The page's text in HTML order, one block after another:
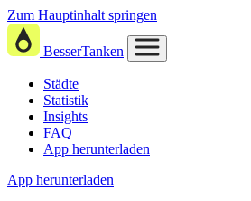
Zum Hauptinhalt springen
BesserTanken
Städte
Statistik
Insights
FAQ
App herunterladen
App herunterladen